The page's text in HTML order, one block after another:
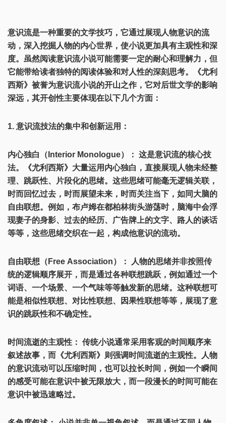
意识流是一种重要的文学技巧，它通过展现人物意识的流
动，深入挖掘人物的内心世界，使小说更加具有主观性和深
度。虽然阅读意识流小说可能需要一定的耐心和理解力，但
它能带给读者独特的阅读体验和对人性的深刻思考。《尤利
西斯》被誉为意识流小说的开山之作，它对后世文学的影响
深远，其开创性主要体现在以下几个方面：
1. 意识流技法的集中和创新运用：
内心独白（Interior Monologue）： 这是意识流的核心技
法。《尤利西斯》大量运用内心独白，直接展现人物未经整
理、跳跃性、片段化的思绪。这些思绪可能毫无逻辑关联，
时而回忆过去，时而展望未来，时而关注当下，如同大脑的
自由联想。例如，布卢姆在都柏林街头游荡时，脑海中会浮
现妻子的身影、过去的经历、广告牌上的文字、路人的谈话
等等，这些思绪交织在一起，构成他意识的流动。
自由联想（Free Association）： 人物的思绪并非按照传
统的逻辑顺序展开，而是通过各种联想跳跃，例如通过一个
词语、一个场景、一个气味等等触发新的思绪。这种联想可
能是相似性联想、对比性联想、因果性联想等等，展现了意
识的跳跃性和不确定性。
时间流逝的主观性： 传统小说通常采用客观的时间顺序来
叙述故事，而《尤利西斯》则强调时间流逝的主观性。人物
的意识流动可以压缩时间，也可以拉长时间，例如一个瞬间
的感受可能在意识中被无限放大，而一段漫长的时间可能在
意识中被迅速略过。